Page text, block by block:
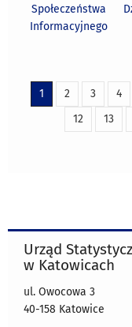
Społeczeństwa
Informacyjnego
1 2 3 4
12
13
Urząd
w Katowicach
ul. Owocowa 3
40-158 Katowice